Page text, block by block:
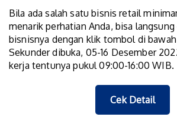
Bila ada salah satu bisnis retail
menarik perhatian Anda, bisa
bisnisnya dengan klik tombol di bawah
Sekunder dibuka, 05-16 Desember
kerja tentunya pukul 09:00-16:00 WIB.
Cek Detail